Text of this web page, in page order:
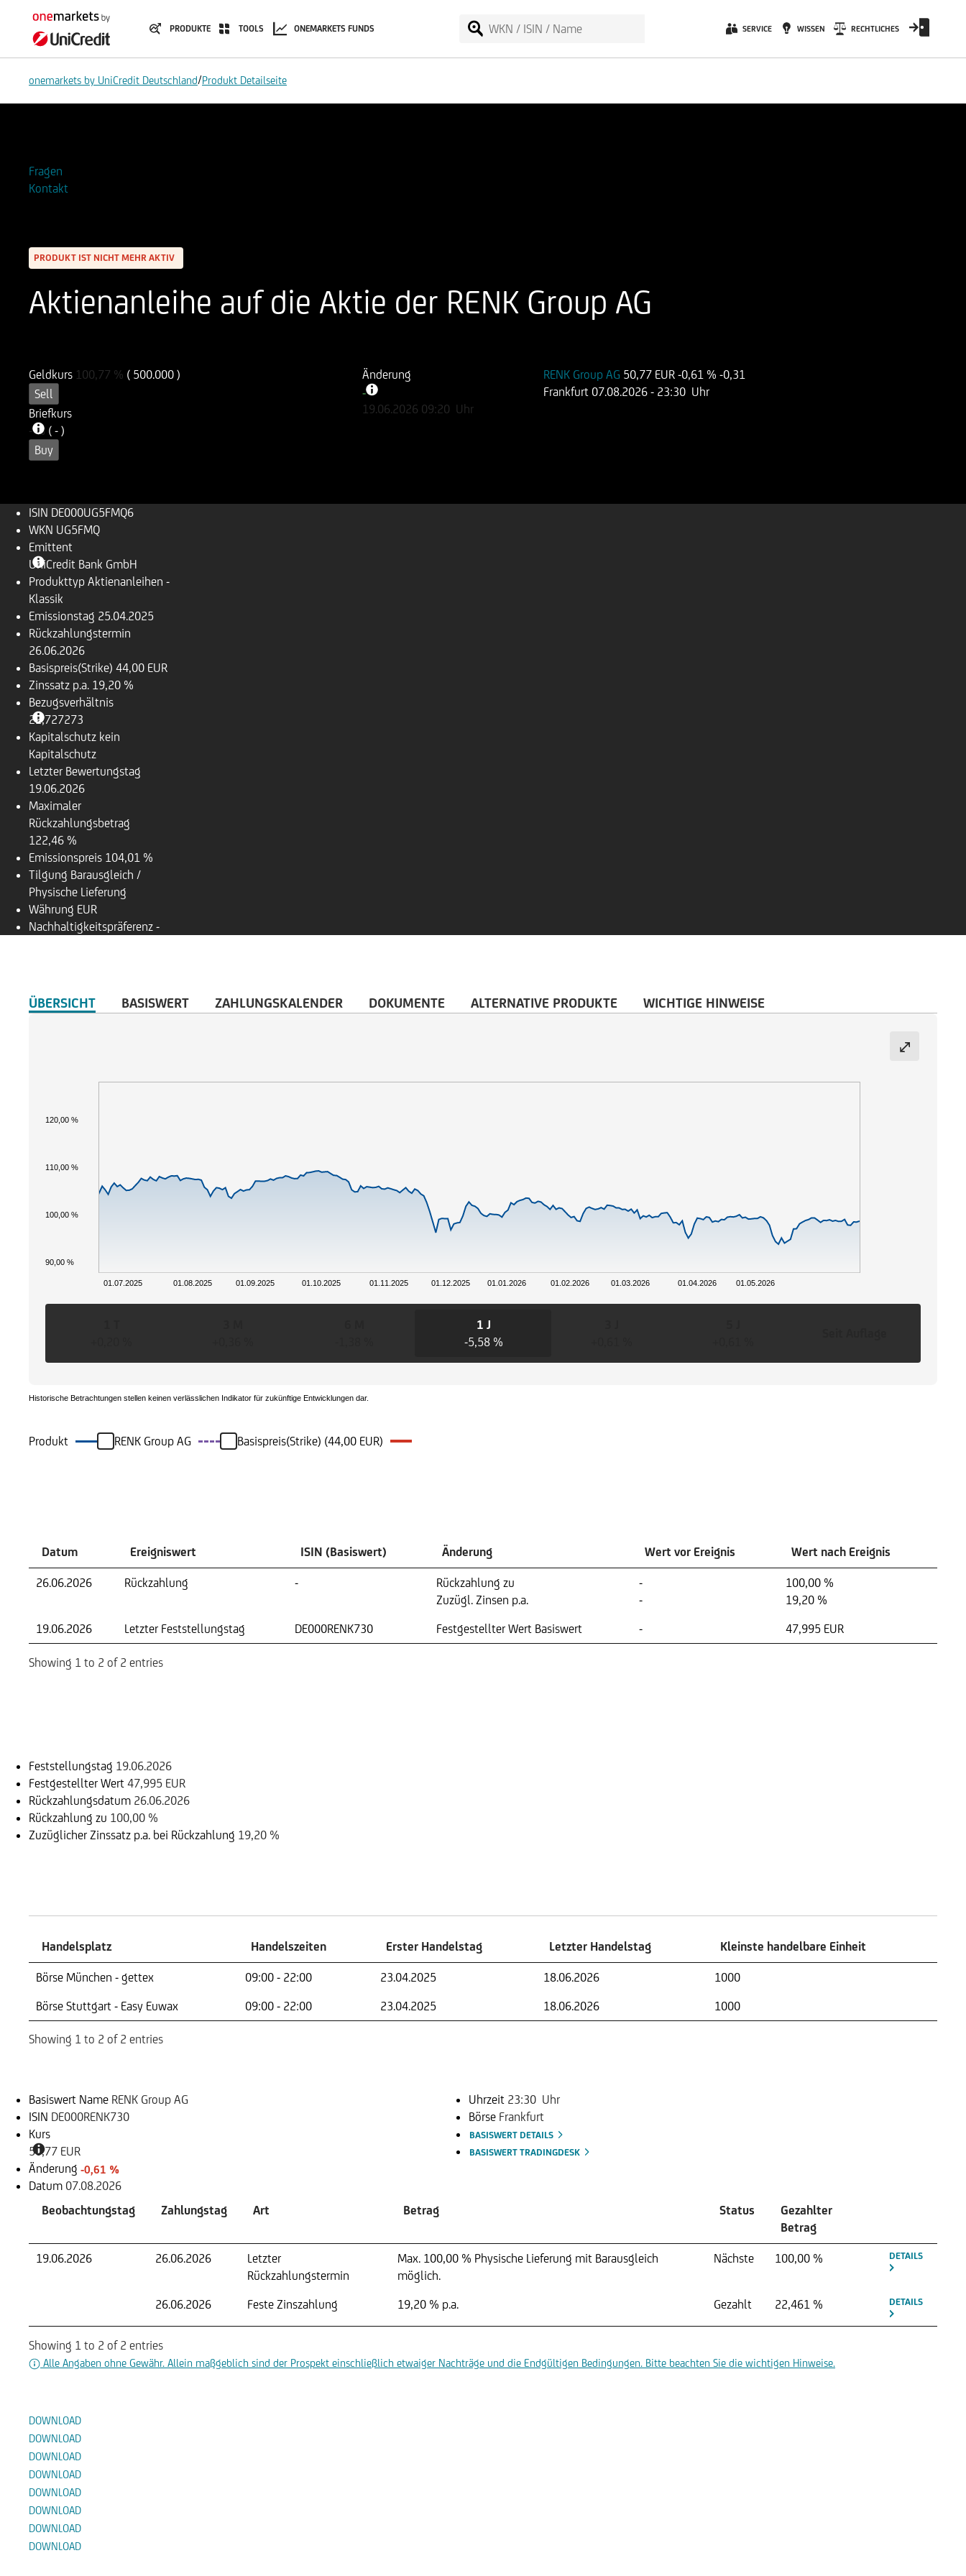
PRODUKTE TOOLS ONEMARKETS FUNDS SERVICE WISSEN RECHTLICHES
onemarkets by UniCredit Deutschland/Produkt Detailseite
Fragen
Kontakt
PRODUKT IST NICHT MEHR AKTIV
Aktienanleihe auf die Aktie der RENK Group AG
Geldkurs 100,77 % ( 500.000 )
Sell
Briefkurs
-% ( - )
Buy
Änderung
--
19.06.2026 09:20 Uhr
RENK Group AG 50,77 EUR -0,61 %-0,31
Frankfurt 07.08.2026 - 23:30 Uhr
ISIN DE000UG5FMQ6
WKN UG5FMQ
Emittent
UniCredit Bank GmbH
Produkttyp Aktienanleihen -
Klassik
Emissionstag 25.04.2025
Rückzahlungs­termin
26.06.2026
Basispreis(Strike) 44,00 EUR
Zinssatz p.a. 19,20 %
Bezugsverhältnis
22,727273
Kapitalschutz kein
Kapitalschutz
Letzter Bewertungstag
19.06.2026
Maximaler
Rückzahlungsbetrag
122,46 %
Emissionspreis 104,01 %
Tilgung Barausgleich /
Physische Lieferung
Währung EUR
Nachhaltigkeitspräferenz -
ÜBERSICHT BASISWERT ZAHLUNGSKALENDER DOKUMENTE ALTERNATIVE PRODUKTE WICHTIGE HINWEISE
01.07.2025 01.08.2025 01.09.2025 01.10.2025 01.11.2025 01.12.2025 01.01.2026 01.02.2026 01.03.2026 01.04.2026 01.05.2026
90,00 %
100,00 %
110,00 %
120,00 %
1 J
-5,58 %
Historische Betrachtungen stellen keinen verlässlichen Indikator für zukünftige Entwicklungen dar.
Produkt RENK Group AG Basispreis(Strike) (44,00 EUR)
Datum Ereigniswert ISIN (Basiswert) Änderung Wert vor Ereignis Wert nach Ereignis
26.06.2026 Rückzahlung -
Rückzahlung zu
Zuzügl. Zinsen p.a.
-
-
100,00 %
19,20 %
19.06.2026
Letzter Feststellungstag DE000RENK730 Festgestellter Wert Basiswert - 47,995 EUR
Showing 1 to 2 of 2 entries
Feststellungstag 19.06.2026
Festgestellter Wert 47,995 EUR
Rückzahlungsdatum 26.06.2026
Rückzahlung zu 100,00 %
Zuzüglicher Zinssatz p.a. bei Rückzahlung 19,20 %
Handelsplatz Handelszeiten Erster Handelstag Letzter Handelstag
Kleinste handelbare Einheit
Handelsplatz
Handelszeiten Erster Handelstag Letzter Handelstag Kleinste handelbare Einheit
Börse München - gettex 09:00 - 22:00 23.04.2025 18.06.2026
1000
Börse Stuttgart - Easy Euwax
09:00 - 22:00 23.04.2025 18.06.2026 1000
Showing 1 to 2 of 2 entries
Basiswert Name RENK Group AG
ISIN DE000RENK730
Kurs
50,77 EUR
Änderung -0,61 %
Datum 07.08.2026
Uhrzeit 23:30 Uhr
Börse Frankfurt
BASISWERT DETAILS
BASISWERT TRADINGDESK
Beobachtungstag Zahlungstag Art Betrag Status
Gezahlter
Betrag
19.06.2026 26.06.2026
Letzter
Rückzahlungstermin
Max. 100,00 % Physische Lieferung mit Barausgleich
möglich.
Nächste 100,00 % DETAILS
26.06.2026 Feste Zinszahlung 19,20 % p.a. Gezahlt 22,461 % DETAILS
Showing 1 to 2 of 2 entries
Alle Angaben ohne Gewähr. Allein maßgeblich sind der Prospekt einschließlich etwaiger Nachträge und die Endgültigen Bedingungen. Bitte beachten Sie die wichtigen Hinweise.
DOWNLOAD
DOWNLOAD
DOWNLOAD
DOWNLOAD
DOWNLOAD
DOWNLOAD
DOWNLOAD
DOWNLOAD